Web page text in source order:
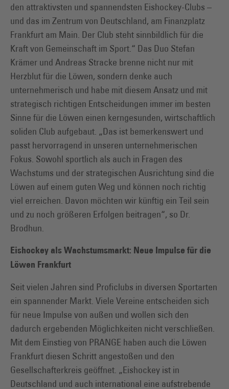
den attraktivsten und spannendsten Eishockey-Clubs –
und das im Zentrum von Deutschland, am Finanzplatz
Frankfurt am Main. Der Club steht sinnbildlich für die
Kraft von Gemeinschaft im Sport.“ Das Duo Stefan
Krämer und Andreas Stracke brenne nicht nur mit
Herzblut für die Löwen, sondern denke auch
unternehmerisch und habe mit diesem Ansatz und mit
strategisch richtigen Entscheidungen immer im besten
Sinne für die Löwen einen kerngesunden, wirtschaftlich
soliden Club aufgebaut. „Das ist bemerkenswert und
passt hervorragend in unseren unternehmerischen
Fokus. Sowohl sportlich als auch in Fragen des
Wachstums und der strategischen Ausrichtung sind die
Löwen auf einem guten Weg und können noch richtig
viel erreichen. Davon möchten wir künftig ein Teil sein
und zu noch größeren Erfolgen beitragen“, so Dr.
Brodhun.
Eishockey als Wachstumsmarkt: Neue Impulse für die
Löwen Frankfurt
Seit vielen Jahren sind Proficlubs in diversen Sportarten
ein spannender Markt. Viele Vereine entscheiden sich
für neue Impulse von außen und wollen sich den
dadurch ergebenden Möglichkeiten nicht verschließen.
Mit dem Einstieg von PRANGE haben auch die Löwen
Frankfurt diesen Schritt angestoßen und den
Gesellschafterkreis geöffnet. „Eishockey ist in
Deutschland und auch international eine aufstrebende